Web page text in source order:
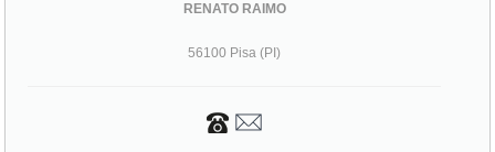
RENATO RAIMO
56100 Pisa (PI)